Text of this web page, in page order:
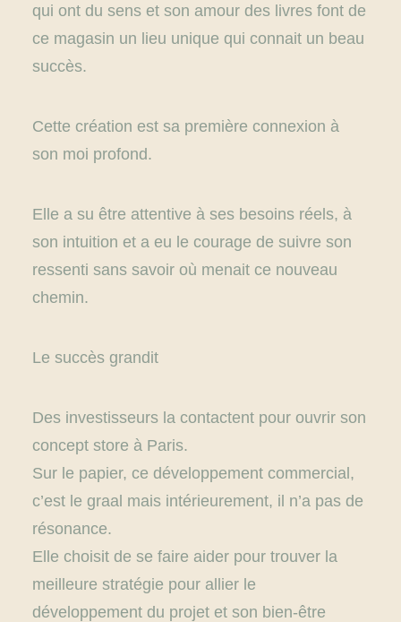
qui ont du sens et son amour des livres font de
ce magasin un lieu unique qui connait un beau
succès.
Cette création est sa première connexion à
son moi profond.
Elle a su être attentive à ses besoins réels, à
son intuition et a eu le courage de suivre son
ressenti sans savoir où menait ce nouveau
chemin.
Le succès grandit
Des investisseurs la contactent pour ouvrir son
concept store à Paris.
Sur le papier, ce développement commercial,
c’est le graal mais intérieurement, il n’a pas de
résonance.
Elle choisit de se faire aider pour trouver la
meilleure stratégie pour allier le
développement du projet et son bien-être